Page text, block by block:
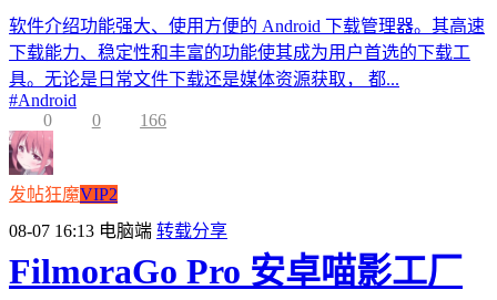
软件介绍功能强大、使用方便的 Android 下载管理器。其高速
下载能力、稳定性和丰富的功能使其成为用户首选的下载工
具。无论是日常文件下载还是媒体资源获取， 都...
#Android
0
0 166
发帖狂魔VIP2
08-07 16:13 电脑端 转载分享
FilmoraGo Pro 安卓喵影工厂